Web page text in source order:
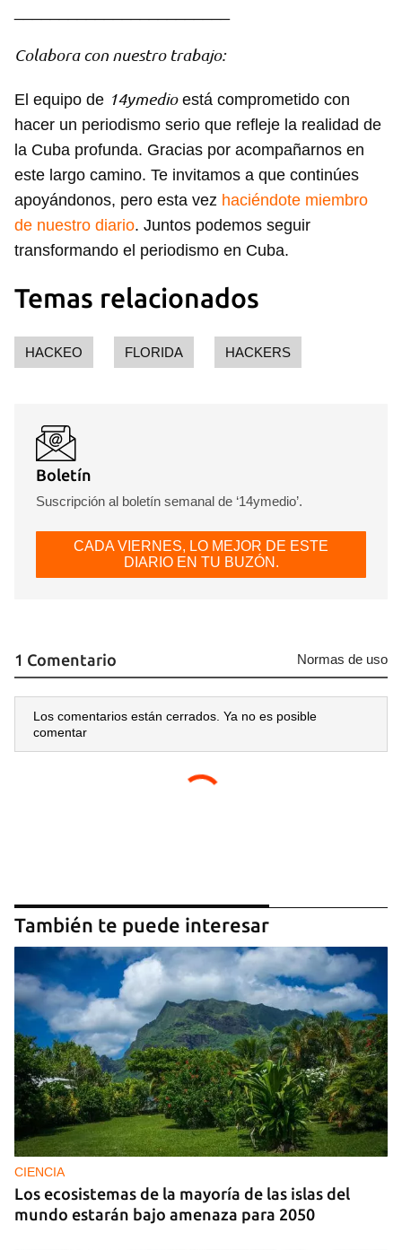
Guardar como favorito
Para poder guardar como favorito, primero has de
iniciar sesión con tu cuenta de 14ymedio.
INICIAR SESIÓN CANCELAR
Colabora con nuestro trabajo:
El equipo de 14ymedioestá comprometido con
hacer un periodismo serio que refleje la realidad de
la Cuba profunda. Gracias por acompañarnos en
este largo camino. Te invitamos a que continúes
apoyándonos, pero esta vez haciéndote miembro
de nuestro diario. Juntos podemos seguir
transformando el periodismo en Cuba.
Temas relacionados
HACKEO FLORIDA HACKERS
Boletín
Suscripción al boletín semanal de ‘14ymedio’.
CADA VIERNES, LO MEJOR DE ESTE
DIARIO EN TU BUZÓN.
1 Comentario Normas de uso
Los comentarios están cerrados. Ya no es posible
comentar
También te puede interesar
CIENCIA
Los ecosistemas de la mayoría de las islas del
mundo estarán bajo amenaza para 2050